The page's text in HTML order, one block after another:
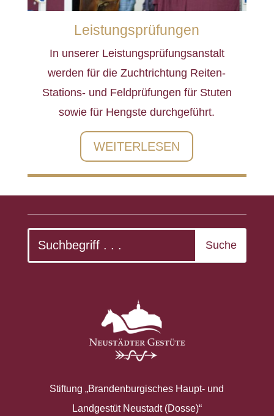
Leistungsprüfungen
In unserer Leistungsprüfungsanstalt
werden für die Zuchtrichtung Reiten-
Stations- und Feldprüfungen für Stuten
sowie für Hengste durchgeführt.
WEITERLESEN
Stiftung „Brandenburgisches Haupt- und
Landgestüt Neustadt (Dosse)“